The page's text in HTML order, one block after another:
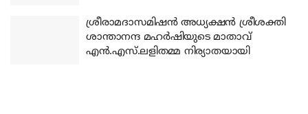
ശ്രീരാമദാസമിഷന്‍ അധ്യക്ഷന്‍ ശ്രീശക്തി
ശാന്താനന്ദ മഹര്‍ഷിയുടെ മാതാവ്
എന്‍.എസ്.ലളിതമ്മ നിര്യാതയായി